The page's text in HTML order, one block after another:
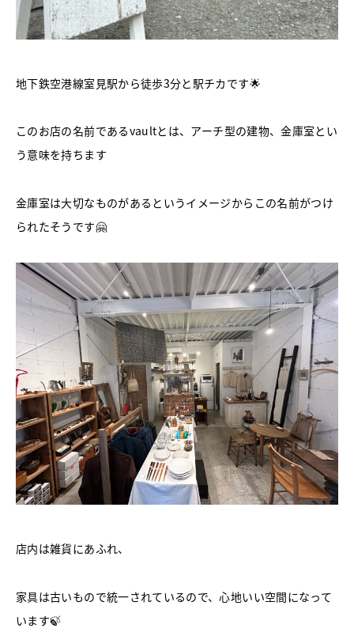
地下鉄空港線室見駅から徒歩3分と駅チカです🌟
このお店の名前であるvaultとは、アーチ型の建物、金庫室とい
う意味を持ちます
金庫室は大切なものがあるというイメージからこの名前がつけ
られたそうです🤗
店内は雑貨にあふれ、
家具は古いもので統一されているので、心地いい空間になって
います🍃